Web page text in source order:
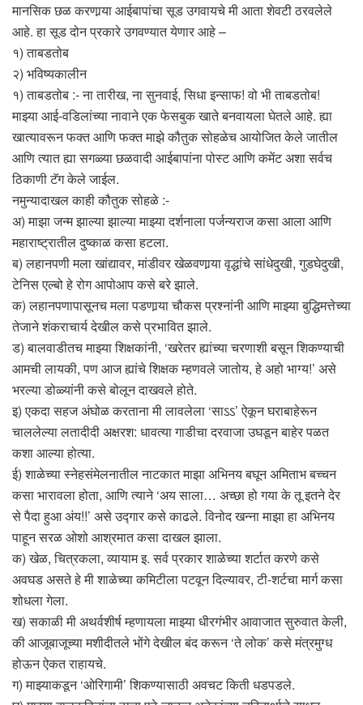
मानसिक छळ करणार्‍या आईबापांचा सूड उगवायचे मी आता शेवटी ठरवलेले
आहे. हा सूड दोन प्रकारे उगवण्यात येणार आहे –
१) ताबडतोब
२) भविष्यकालीन
१) ताबडतोब :- ना तारीख, ना सुनवाई, सिधा इन्साफ! वो भी ताबडतोब!
माझ्या आई-वडिलांच्या नावाने एक फेसबुक खाते बनवायला घेतले आहे. ह्या
खात्यावरून फक्त आणि फक्त माझे कौतुक सोहळेच आयोजित केले जातील
आणि त्यात ह्या सगळ्या छळवादी आईबापांना पोस्ट आणि कमेंट अशा सर्वच
ठिकाणी टॅग केले जाईल.
नमुन्यादाखल काही कौतुक सोहळे :-
अ) माझा जन्म झाल्या झाल्या माझ्या दर्शनाला पर्जन्यराज कसा आला आणि
महाराष्ट्रातील दुष्काळ कसा हटला.
ब) लहानपणी मला खांद्यावर, मांडीवर खेळवणार्‍या वृद्धांचे सांधेदुखी, गुडघेदुखी,
टेनिस एल्बो हे रोग आपोआप कसे बरे झाले.
क) लहानपणापासूनच मला पडणार्‍या चौकस प्रश्नांनी आणि माझ्या बुद्धिमत्तेच्या
तेजाने शंकराचार्य देखील कसे प्रभावित झाले.
ड) बालवाडीतच माझ्या शिक्षकांनी, ‘खरेतर ह्यांच्या चरणाशी बसून शिकण्याची
आमची लायकी, पण आज ह्यांचे शिक्षक म्हणवले जातोय, हे अहो भाग्य!’ असे
भरल्या डोळ्यांनी कसे बोलून दाखवले होते.
इ) एकदा सहज अंघोळ करताना मी लावलेला ‘साऽऽ’ ऐकून घराबाहेरून
चाललेल्या लतादीदी अक्षरश: धावत्या गाडीचा दरवाजा उघडून बाहेर पळत
कशा आल्या होत्या.
ई) शाळेच्या स्नेहसंमेलनातील नाटकात माझा अभिनय बघून अमिताभ बच्चन
कसा भारावला होता, आणि त्याने ‘अय साला… अच्छा हो गया के तू इतने देर
से पैदा हुआ अंय!!’ असे उद्गार कसे काढले. विनोद खन्ना माझा हा अभिनय
पाहून सरळ ओशो आश्रमात कसा दाखल झाला.
क) खेळ, चित्रकला, व्यायाम इ. सर्व प्रकार शाळेच्या शर्टात करणे कसे
अवघड असते हे मी शाळेच्या कमिटीला पटवून दिल्यावर, टी-शर्टचा मार्ग कसा
शोधला गेला.
ख) सकाळी मी अथर्वशीर्ष म्हणायला माझ्या धीरगंभीर आवाजात सुरुवात केली,
की आजूबाजूच्या मशीदीतले भोंगे देखील बंद करून ‘ते लोक’ कसे मंत्रमुग्ध
होऊन ऐकत राहायचे.
ग) माझ्याकडून ‘ओरिगामी’ शिकण्यासाठी अवचट किती धडपडले.